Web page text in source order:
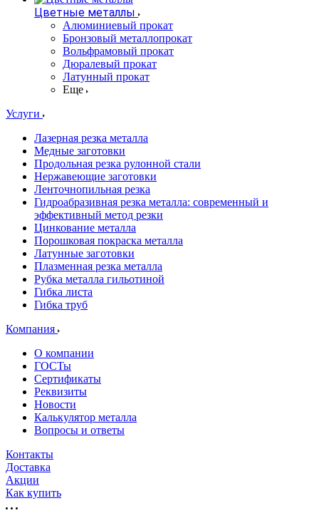
Цветные металлы
Алюминиевый прокат
Бронзовый металлопрокат
Вольфрамовый прокат
Дюралевый прокат
Латунный прокат
Еще
Услуги
Лазерная резка металла
Медные заготовки
Продольная резка рулонной стали
Нержавеющие заготовки
Ленточнопильная резка
Гидроабразивная резка металла: современный и
эффективный метод резки
Цинкование металла
Порошковая покраска металла
Латунные заготовки
Плазменная резка металла
Рубка металла гильотиной
Гибка листа
Гибка труб
Компания
О компании
ГОСТы
Сертификаты
Реквизиты
Новости
Калькулятор металла
Вопросы и ответы
Контакты
Доставка
Акции
Как купить